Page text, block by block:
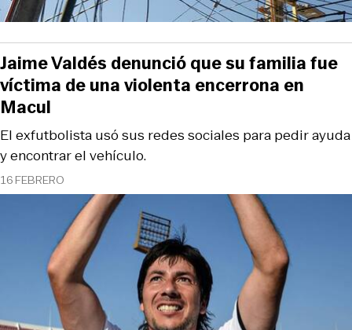
16 FEBRERO
El exfutbolista usó sus redes sociales para pedir ayuda
y encontrar el vehículo.
Jaime Valdés denunció que su familia fue
víctima de una violenta encerrona en
Macul